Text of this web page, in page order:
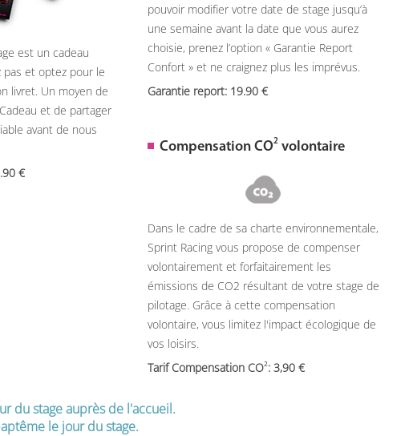
est un cadeau
et optez pour le
livret. Un moyen de
et de partager
avant de nous
pouvoir modifier votre date de stage jusqu’à
une semaine avant la date que vous aurez
choisie, prenez l’option « Garantie Report
Confort » et ne craignez plus les imprévus.
Garantie report: 19.90
Compensation CO2volontaire
Dans le cadre de sa charte environnementale,
Sprint Racing vous propose de compenser
volontairement et forfaitairement les
émissions de CO2 résultant de votre stage de
pilotage. Grâce à cette compensation
volontaire, vous limitez l'impact écologique de
vos loisirs.
Tarif Compensation CO2: 3,90
du stage auprès de l'accueil.
le jour du stage.